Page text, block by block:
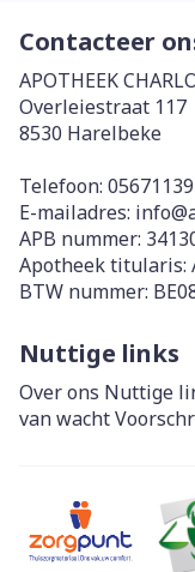
Contacteer
APOTHEEK
Overleiestraat 117
8530 Harelbeke
Telefoon:
E-mailadres: info@
APB nummer:
Apotheek titularis:
BTW nummer:
Nuttige links
Over ons Nuttige
van wacht